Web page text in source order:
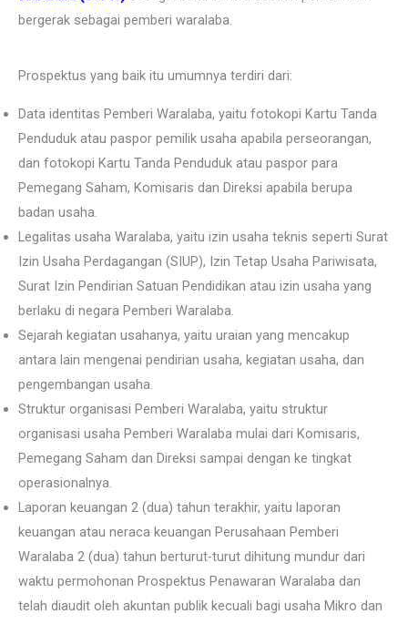
bergerak sebagai pemberi waralaba.
Prospektus yang baik itu umumnya terdiri dari:
Data identitas Pemberi Waralaba, yaitu fotokopi Kartu Tanda
Penduduk atau paspor pemilik usaha apabila perseorangan,
dan fotokopi Kartu Tanda Penduduk atau paspor para
Pemegang Saham, Komisaris dan Direksi apabila berupa
badan usaha.
Legalitas usaha Waralaba, yaitu izin usaha teknis seperti Surat
Izin Usaha Perdagangan (SIUP), Izin Tetap Usaha Pariwisata,
Surat Izin Pendirian Satuan Pendidikan atau izin usaha yang
berlaku di negara Pemberi Waralaba.
Sejarah kegiatan usahanya, yaitu uraian yang mencakup
antara lain mengenai pendirian usaha, kegiatan usaha, dan
pengembangan usaha.
Struktur organisasi Pemberi Waralaba, yaitu struktur
organisasi usaha Pemberi Waralaba mulai dari Komisaris,
Pemegang Saham dan Direksi sampai dengan ke tingkat
operasionalnya.
Laporan keuangan 2 (dua) tahun terakhir, yaitu laporan
keuangan atau neraca keuangan Perusahaan Pemberi
Waralaba 2 (dua) tahun berturut-turut dihitung mundur dari
waktu permohonan Prospektus Penawaran Waralaba dan
telah diaudit oleh akuntan publik kecuali bagi usaha Mikro dan